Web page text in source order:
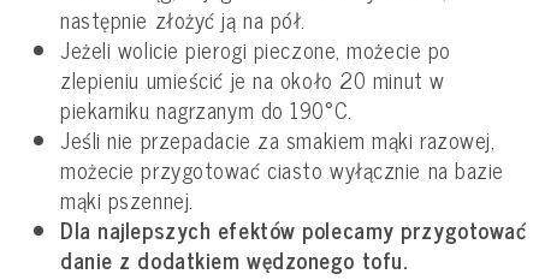
następnie złożyć ją na pół.
Jeżeli wolicie pierogi pieczone, możecie po
zlepieniu umieścić je na około 20 minut w
piekarniku nagrzanym do 190°C.
Jeśli nie przepadacie za smakiem mąki razowej,
możecie przygotować ciasto wyłącznie na bazie
mąki pszennej.
Dla najlepszych efektów polecamy przygotować
danie z dodatkiem wędzonego tofu.